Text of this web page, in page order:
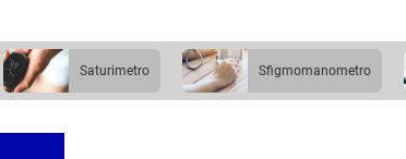
saturimetro sfigmomanometro